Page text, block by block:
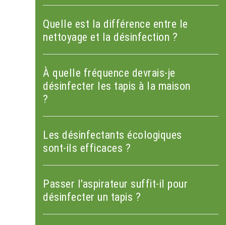
Quelle est la différence entre le
nettoyage et la désinfection ?
À quelle fréquence devrais-je
désinfecter les tapis à la maison
?
Les désinfectants écologiques
sont-ils efficaces ?
Passer l'aspirateur suffit-il pour
désinfecter un tapis ?